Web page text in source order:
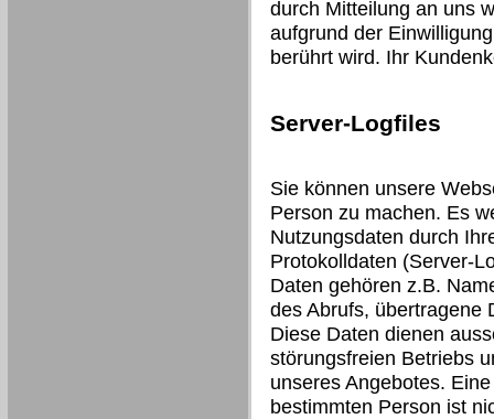
durch Mitteilung an uns
aufgrund der
berührt wird. Ihr
Server-Logfiles
Sie können unsere
Person zu machen. Es
Nutzungsdaten durch
Protokolldaten (Server-
Daten gehören z.B.
des Abrufs, übertragene
Diese Daten dienen
störungsfreien Betriebs
unseres Angebotes.
bestimmten Person ist